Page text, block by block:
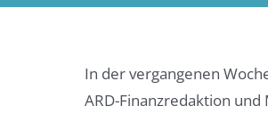
In der vergangenen
ARD-Finanzredaktion